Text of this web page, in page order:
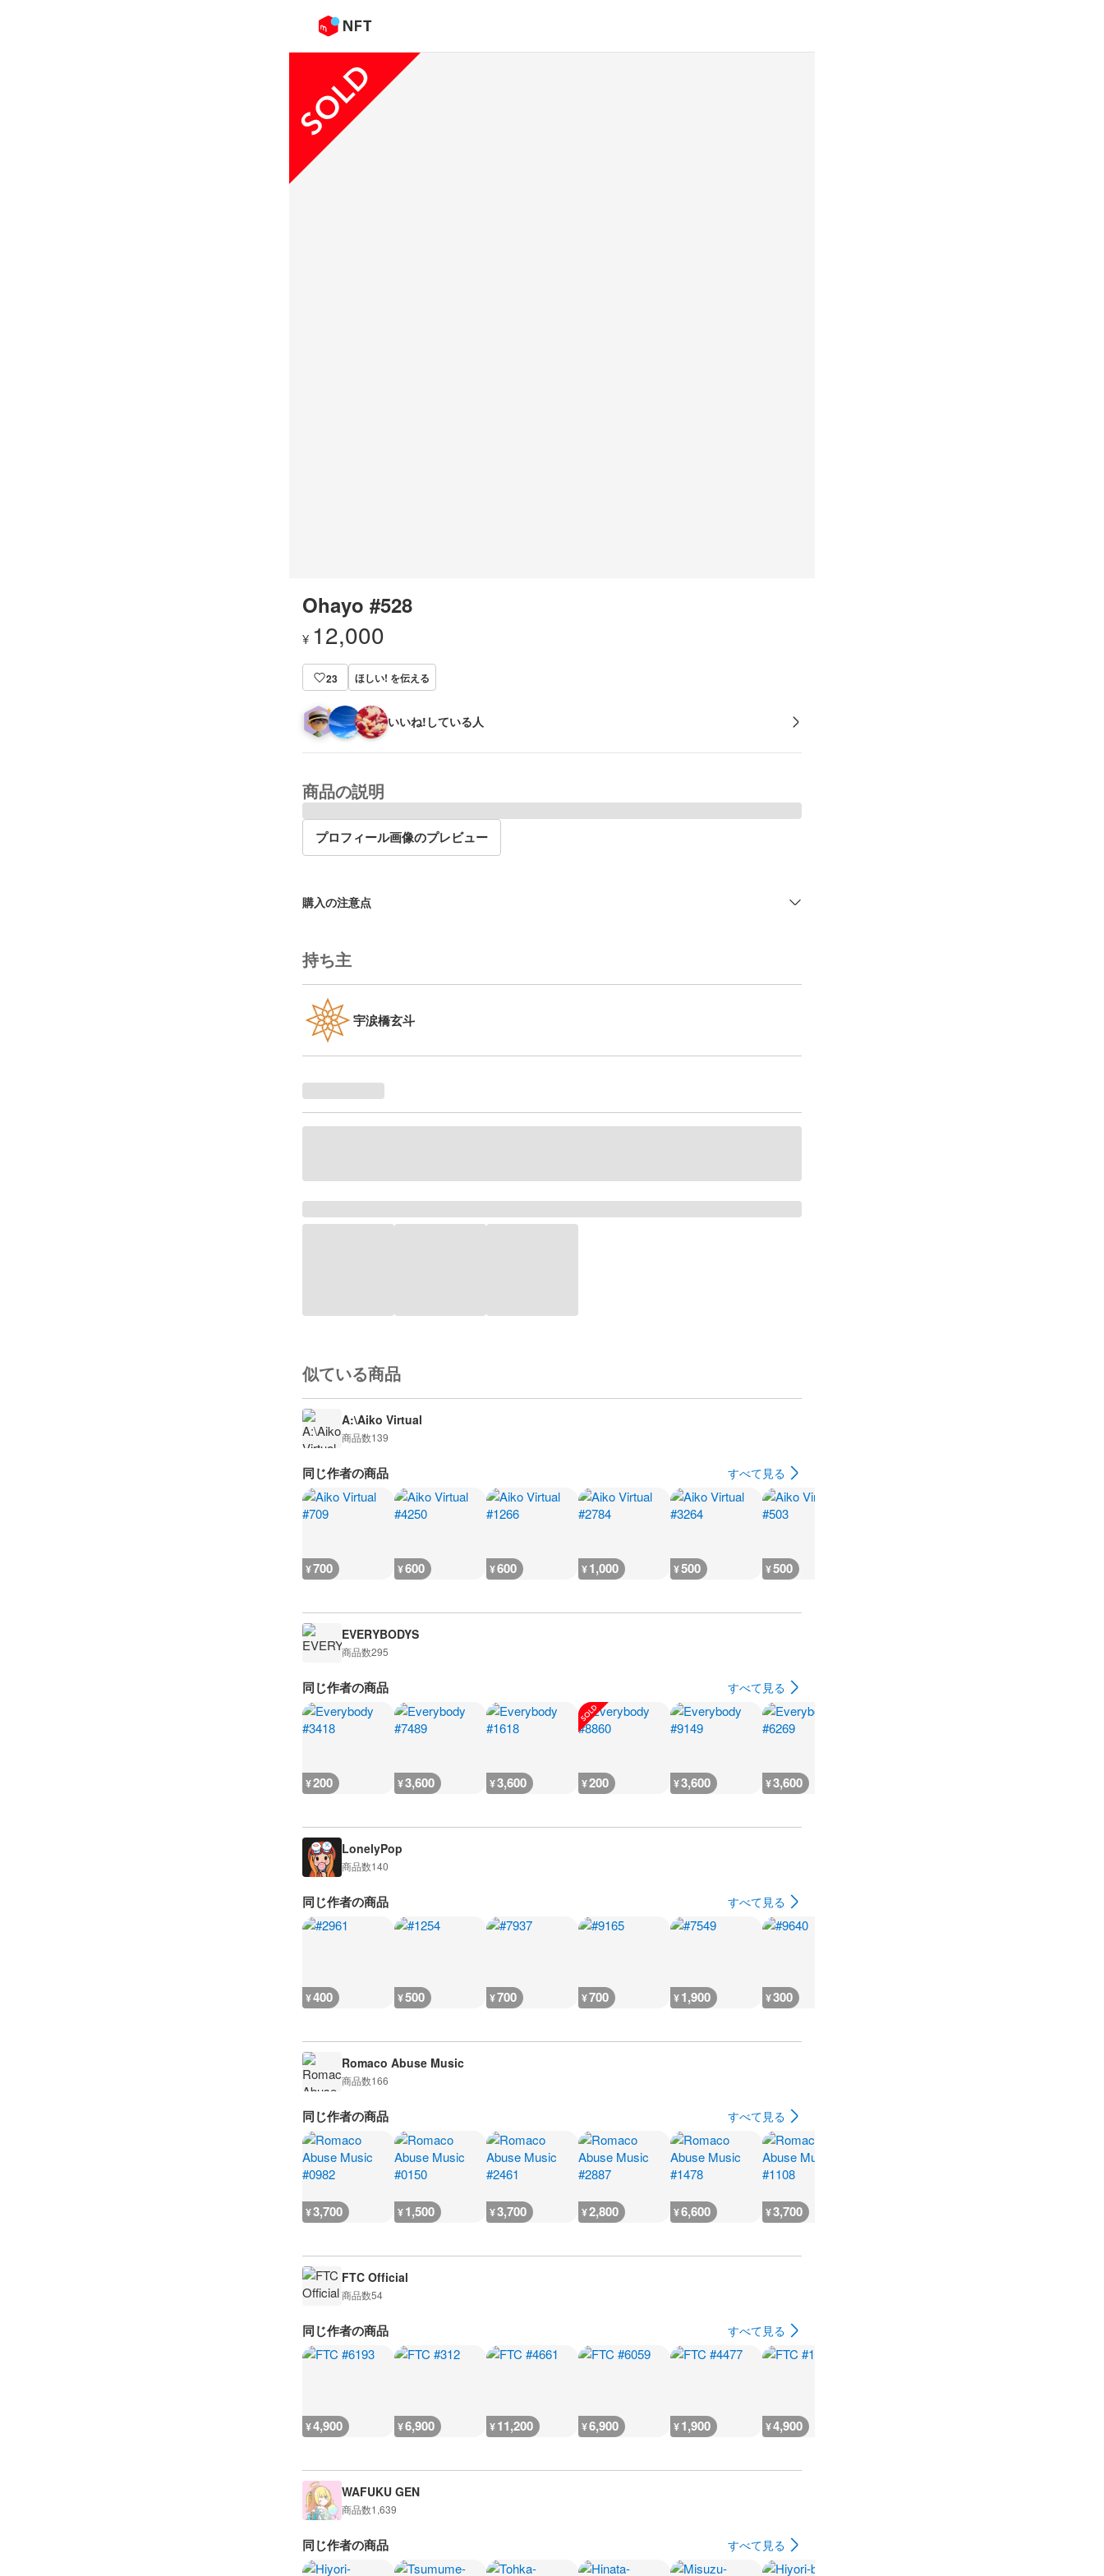
Ohayo #528
¥ 12,000
23 ほしい! を伝える
いいね!している人
商品の説明
プロフィール画像のプレビュー
購入の注意点
持ち主
宇涙橋玄斗
似ている商品
A:\Aiko Virtual
商品数139
同じ作者の商品 すべて見る
¥700 ¥600 ¥600 ¥1,000 ¥500 ¥500
EVERYBODYS
商品数295
同じ作者の商品 すべて見る
¥200 ¥3,600 ¥3,600 ¥200 ¥3,600 ¥3,600
LonelyPop
商品数140
同じ作者の商品 すべて見る
¥400 ¥500 ¥700 ¥700 ¥1,900 ¥300
Romaco Abuse Music
商品数166
同じ作者の商品 すべて見る
¥3,700 ¥1,500 ¥3,700 ¥2,800 ¥6,600 ¥3,700
FTC Official
商品数54
同じ作者の商品 すべて見る
¥4,900 ¥6,900 ¥11,200 ¥6,900 ¥1,900 ¥4,900
WAFUKU GEN
商品数1,639
同じ作者の商品 すべて見る